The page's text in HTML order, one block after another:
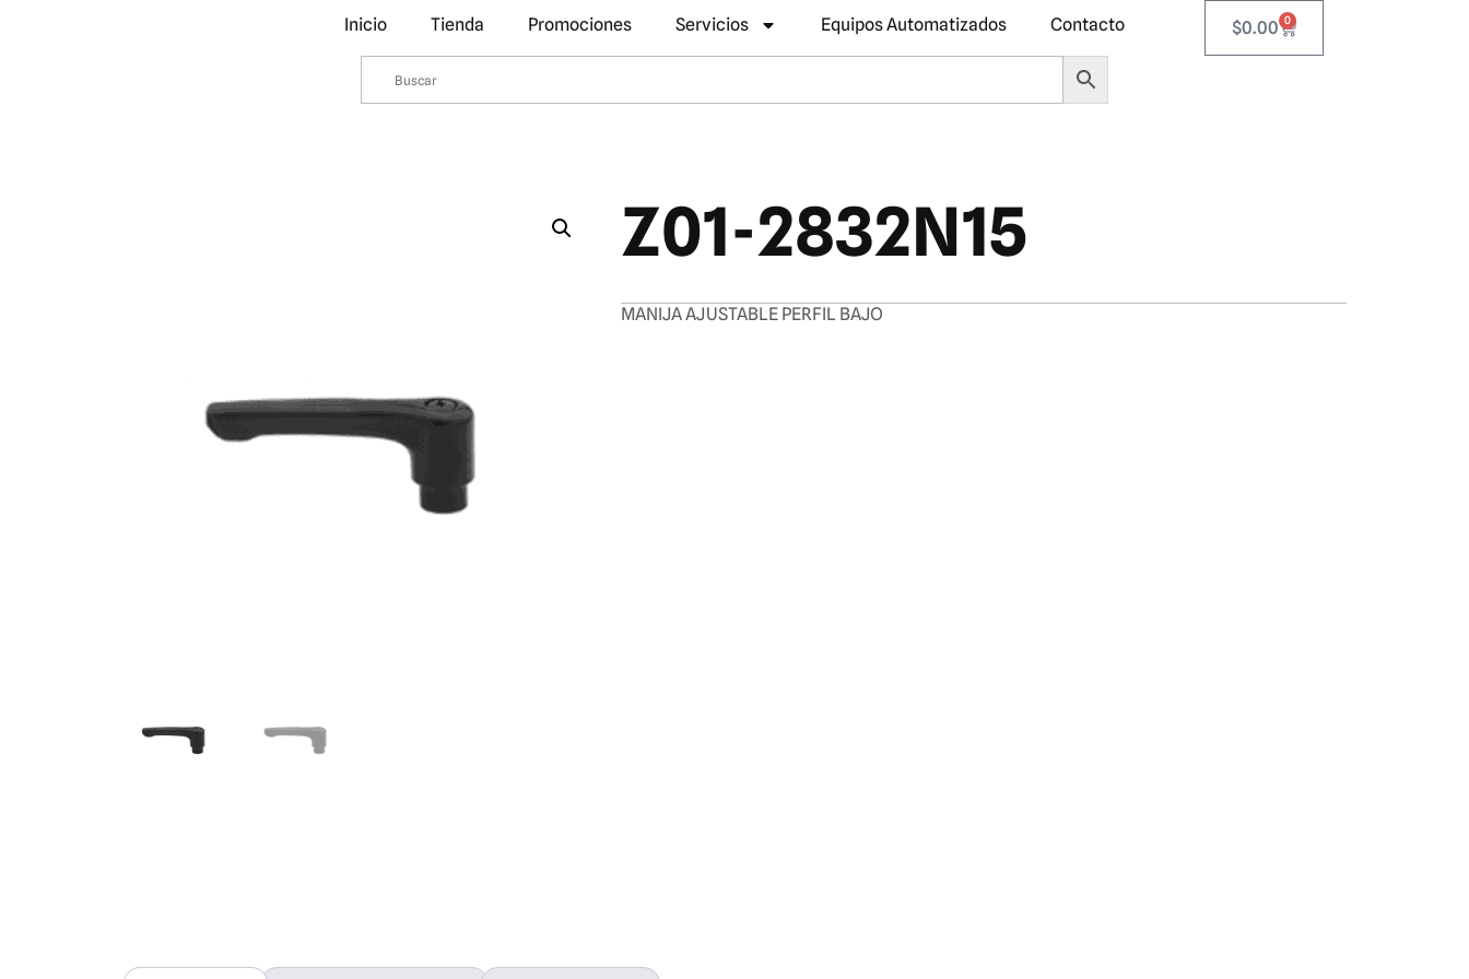
Inicio Tienda Promociones Servicios Equipos Automatizados Contacto $0.00 0
Z01-2832N15
MANIJA AJUSTABLE PERFIL BAJO